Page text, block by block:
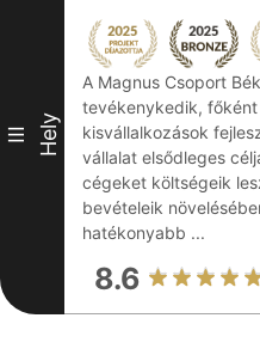
III Hely
A Magnus Csoport
tevékenykedik,
kisvállalkozások
vállalat elsődleges
cégeket költségeik
bevételeik
hatékonyabb ...
8.6